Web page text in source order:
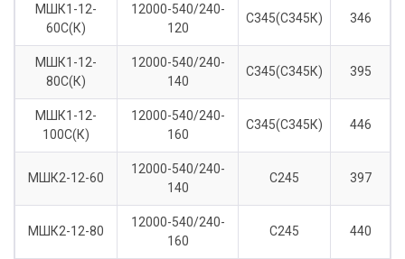
МШК1-12-
60С(К)
12000-540/240-
120
С345(С345К) 346
МШК1-12-
80С(К)
12000-540/240-
140
С345(С345К) 395
МШК1-12-
100С(К)
12000-540/240-
160
С345(С345К) 446
МШК2-12-60
12000-540/240-
140
С245 397
МШК2-12-80
12000-540/240-
160
С245 440